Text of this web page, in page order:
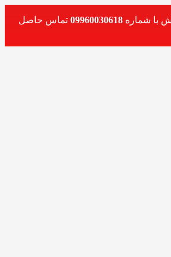
با شماره 09960030618 تماس حاصل